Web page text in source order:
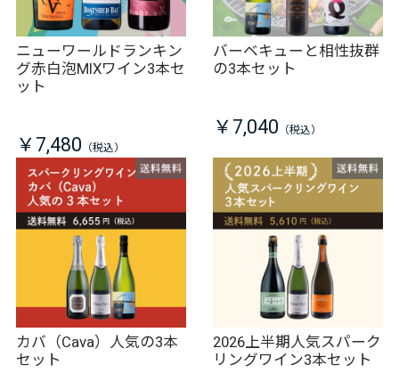
ニューワールドランキン
グ赤白泡MIXワイン3本セ
ット
￥7,480
バーベキューと相性抜群
の3本セット
￥7,040
カバ（Cava）人気の3本
セット
2026上半期人気スパーク
リングワイン3本セット